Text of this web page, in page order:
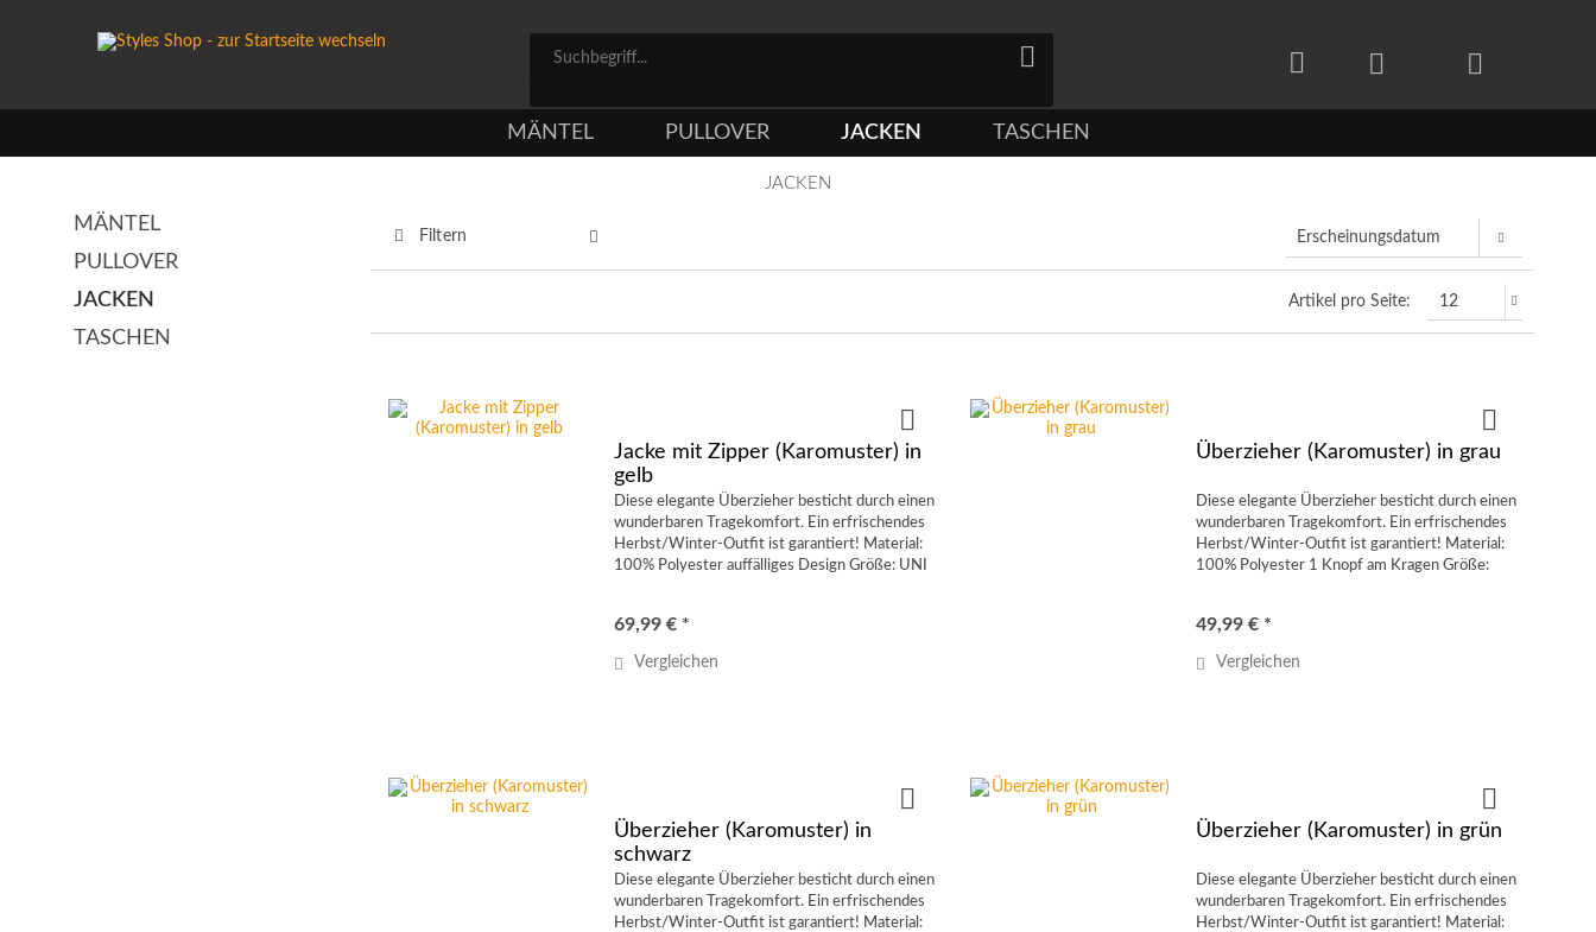
MÄNTEL PULLOVER JACKEN TASCHEN
JACKEN
MÄNTEL
PULLOVER
JACKEN
TASCHEN
Filtern
Artikel pro Seite:
Jacke mit Zipper (Karomuster) in
gelb
Diese elegante Überzieher besticht durch einen
wunderbaren Tragekomfort. Ein erfrischendes
Herbst/Winter-Outfit ist garantiert! Material:
100% Polyester auffälliges Design Größe: UNI
69,99 € *
Vergleichen
Überzieher (Karomuster) in grau
Diese elegante Überzieher besticht durch einen
wunderbaren Tragekomfort. Ein erfrischendes
Herbst/Winter-Outfit ist garantiert! Material:
100% Polyester 1 Knopf am Kragen Größe:
49,99 € *
Vergleichen
Überzieher (Karomuster) in
schwarz
Diese elegante Überzieher besticht durch einen
wunderbaren Tragekomfort. Ein erfrischendes
Herbst/Winter-Outfit ist garantiert! Material:
Überzieher (Karomuster) in grün
Diese elegante Überzieher besticht durch einen
wunderbaren Tragekomfort. Ein erfrischendes
Herbst/Winter-Outfit ist garantiert! Material: